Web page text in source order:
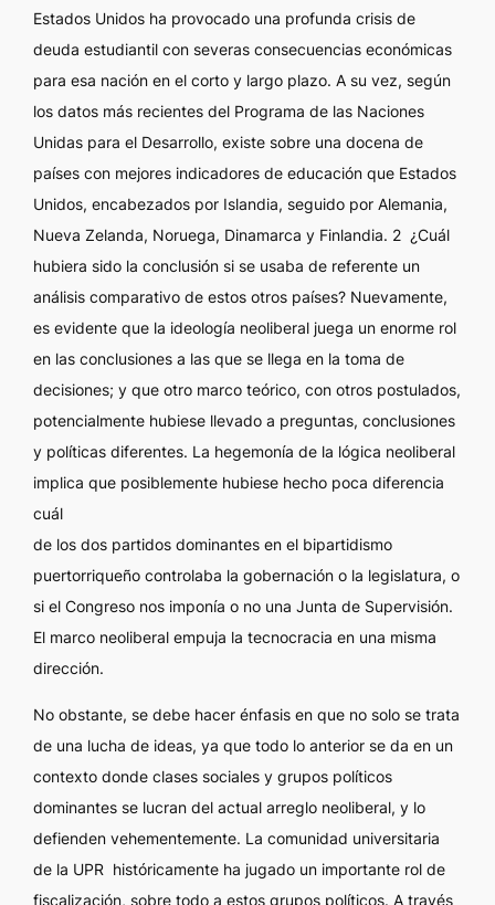
Estados Unidos ha provocado una profunda crisis de
deuda estudiantil con severas consecuencias económicas
para esa nación en el corto y largo plazo. A su vez, según
los datos más recientes del Programa de las Naciones
Unidas para el Desarrollo, existe sobre una docena de
países con mejores indicadores de educación que Estados
Unidos, encabezados por Islandia, seguido por Alemania,
Nueva Zelanda, Noruega, Dinamarca y Finlandia. 2 ¿Cuál
hubiera sido la conclusión si se usaba de referente un
análisis comparativo de estos otros países? Nuevamente,
es evidente que la ideología neoliberal juega un enorme rol
en las conclusiones a las que se llega en la toma de
decisiones; y que otro marco teórico, con otros postulados,
potencialmente hubiese llevado a preguntas, conclusiones
y políticas diferentes. La hegemonía de la lógica neoliberal
implica que posiblemente hubiese hecho poca diferencia
cuál
de los dos partidos dominantes en el bipartidismo
puertorriqueño controlaba la gobernación o la legislatura, o
si el Congreso nos imponía o no una Junta de Supervisión.
El marco neoliberal empuja la tecnocracia en una misma
dirección.
No obstante, se debe hacer énfasis en que no solo se trata
de una lucha de ideas, ya que todo lo anterior se da en un
contexto donde clases sociales y grupos políticos
dominantes se lucran del actual arreglo neoliberal, y lo
defienden vehementemente. La comunidad universitaria
de la UPR históricamente ha jugado un importante rol de
fiscalización, sobre todo a estos grupos políticos. A través